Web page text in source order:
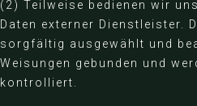
(2) Teilweise bedienen wir
Daten externer Dienstleister.
sorgfältig ausgewählt und
Weisungen gebunden und
kontrolliert.